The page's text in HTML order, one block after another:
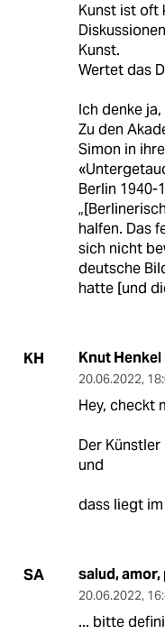
Kunst ist oft
Kunst.
Wertet das
Ich denke
Zu den
Simon in
Berlin 1940-
halfen. Das
sich nicht
deutsche
hatte [und
KH Knut Henkel
20.06.2022,
Hey, checkt
Der
und
dass liegt
SA salud,
20.06.2022,
... bitte